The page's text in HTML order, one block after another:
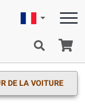
Française
DE LA VOITURE